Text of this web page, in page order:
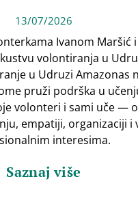
13/07/2026
Ivanom Maršić
volontiranja u
u Udruzi Amazonas
pruži podrška u
volonteri i sami uče —
empatiji, organizaciji i
interesima.
Saznaj više